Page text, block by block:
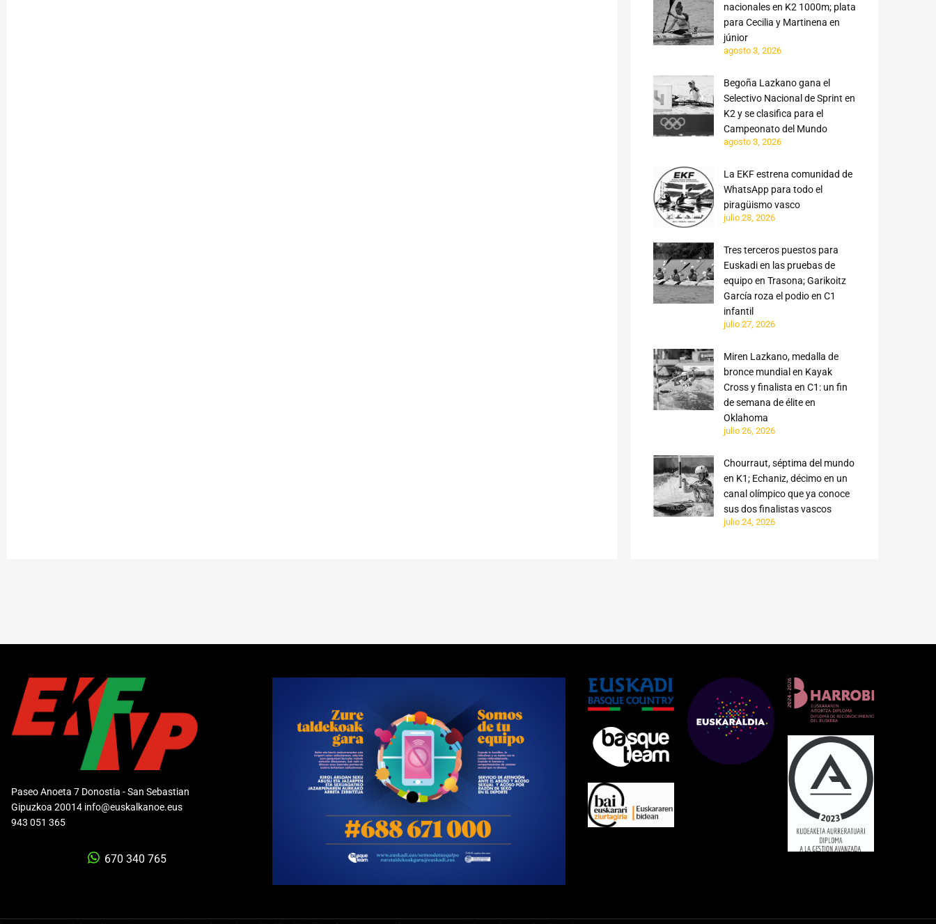
nacionales en K2 1000m; plata
para Cecilia y Martinena en
júnior
agosto 3, 2026
Begoña Lazkano gana el
Selectivo Nacional de Sprint en
K2 y se clasifica para el
Campeonato del Mundo
agosto 3, 2026
La EKF estrena comunidad de
WhatsApp para todo el
piragüismo vasco
julio 28, 2026
Tres terceros puestos para
Euskadi en las pruebas de
equipo en Trasona; Garikoitz
García roza el podio en C1
infantil
julio 27, 2026
Miren Lazkano, medalla de
bronce mundial en Kayak
Cross y finalista en C1: un fin
de semana de élite en
Oklahoma
julio 26, 2026
Chourraut, séptima del mundo
en K1; Echaniz, décimo en un
canal olímpico que ya conoce
sus dos finalistas vascos
julio 24, 2026
Paseo Anoeta 7 Donostia - San Sebastian
Gipuzkoa 20014 info@euskalkanoe.eus
943 051 365
670 340 765